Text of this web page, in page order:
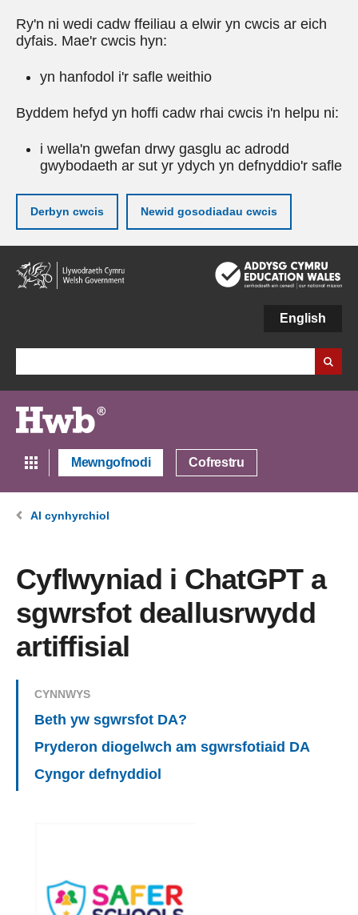
Ry'n ni wedi cadw ffeiliau a elwir yn cwcis ar eich
dyfais. Mae'r cwcis hyn:
yn hanfodol i'r safle weithio
Byddem hefyd yn hoffi cadw rhai cwcis i'n helpu ni:
i wella'n gwefan drwy gasglu ac adrodd
gwybodaeth ar sut yr ydych yn defnyddio'r safle
Derbyn cwcis Newid gosodiadau cwcis
Neidio
i'r
prif
English
Mewngofnodi Cofrestru
AI cynhyrchiol
Cyflwyniad i ChatGPT a
sgwrsfot deallusrwydd
artiffisial
CYNNWYS
Beth yw sgwrsfot DA?
Pryderon diogelwch am sgwrsfotiaid DA
Cyngor defnyddiol